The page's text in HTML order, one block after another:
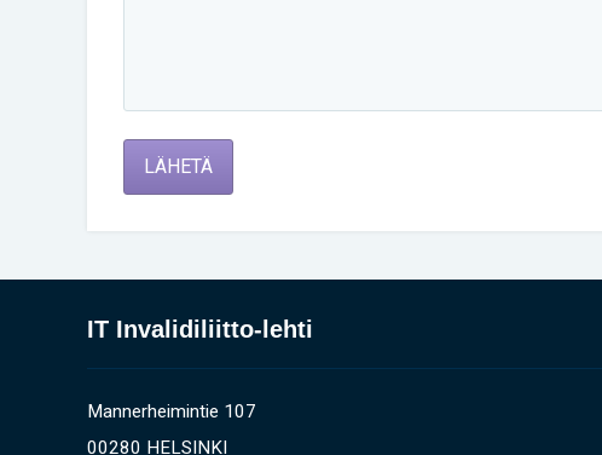
LÄHETÄ
IT Invalidiliitto-lehti
Mannerheimintie 107
00280 HELSINKI